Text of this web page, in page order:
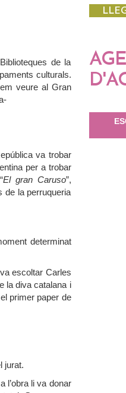
de la
culturals.
veure al Gran
va trobar
per a trobar
El gran Caruso”,
de la perruqueria
determinat
escoltar Carles
la diva catalana i
primer paper de
jurat.
l’obra li va donar